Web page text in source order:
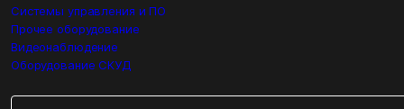
Системы управления и ПО
Прочее оборудование
Видеонаблюдение
Оборудование СКУД